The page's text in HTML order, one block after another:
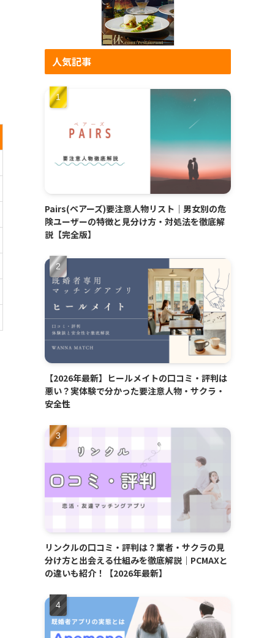
人気記事
Pairs(ペアーズ)要注意人物リスト｜男女別の危
険ユーザーの特徴と見分け方・対処法を徹底解
説【完全版】
【2026年最新】ヒールメイトの口コミ・評判は
悪い？実体験で分かった要注意人物・サクラ・
安全性
リンクルの口コミ・評判は？業者・サクラの見
分け方と出会える仕組みを徹底解説｜PCMAXと
の違いも紹介！【2026年最新】